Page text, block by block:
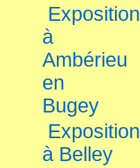
Exposition
à
Ambérieu
en
Bugey
Exposition
à Belley